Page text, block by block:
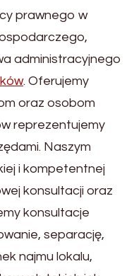
prawnego w
administracyjnego
. Oferujemy
oraz osobom
reprezentujemy
Naszym
i kompetentnej
konsultacji oraz
konsultacje
separację,
najmu lokalu,